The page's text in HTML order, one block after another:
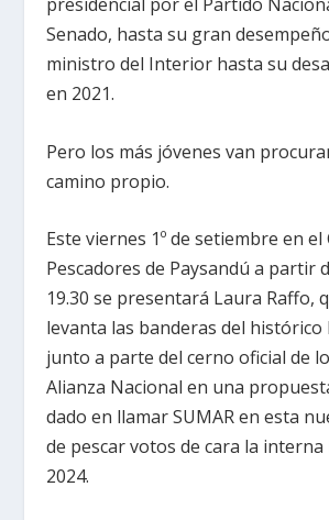
Senado, hasta su gran
ministro del Interior hasta su
en 2021.
Pero los más jóvenes van
camino propio.
Este viernes 1º de setiembre en el
Pescadores de Paysandú a partir
19.30 se presentará Laura Raffo,
levanta las banderas del
junto a parte del cerno oficial de
Alianza Nacional en una
dado en llamar SUMAR en esta
de pescar votos de cara la interna
2024.